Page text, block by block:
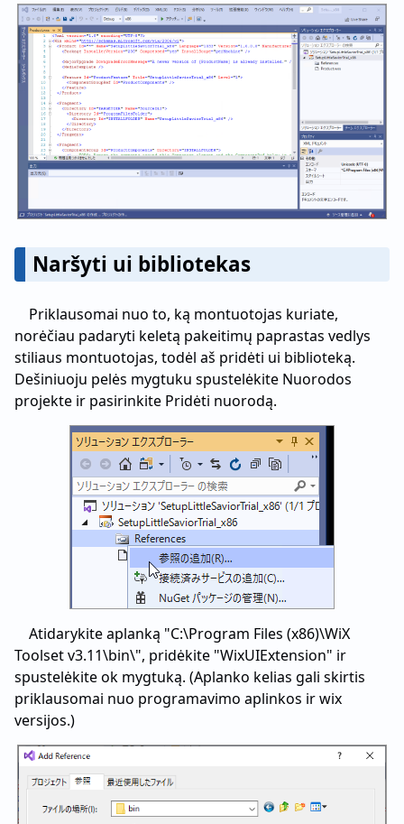
Naršyti ui bibliotekas
Priklausomai nuo to, ką montuotojas kuriate,
norėčiau padaryti keletą pakeitimų paprastas vedlys
stiliaus montuotojas, todėl aš pridėti ui biblioteką.
Dešiniuoju pelės mygtuku spustelėkite Nuorodos
projekte ir pasirinkite Pridėti nuorodą.
Atidarykite aplanką "C:\Program Files (x86)\WiX
Toolset v3.11\bin\", pridėkite "WixUIExtension" ir
spustelėkite ok mygtuką. (Aplanko kelias gali skirtis
priklausomai nuo programavimo aplinkos ir wix
versijos.)